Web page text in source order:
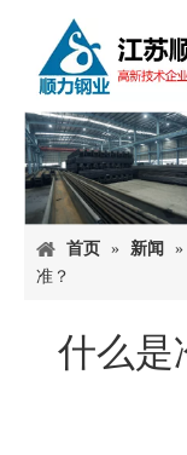
首页 » 新闻 »
准？
什么是